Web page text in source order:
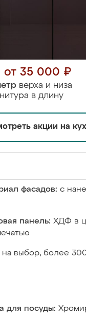
от 35 000 ₽
верха и низа
в длину
акции на
фасадов: с
панель: ХДФ в
на выбор, более
для посуды: